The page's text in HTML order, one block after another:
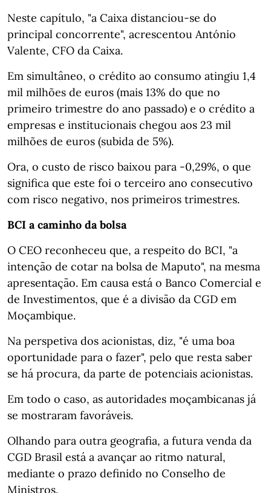
Neste capítulo, "a Caixa distanciou-se do
principal concorrente", acrescentou António
Valente, CFO da Caixa.
Em simultâneo, o crédito ao consumo atingiu 1,4
mil milhões de euros (mais 13% do que no
primeiro trimestre do ano passado) e o crédito a
empresas e institucionais chegou aos 23 mil
milhões de euros (subida de 5%).
Ora, o custo de risco baixou para -0,29%, o que
significa que este foi o terceiro ano consecutivo
com risco negativo, nos primeiros trimestres.
BCI a caminho da bolsa
O CEO reconheceu que, a respeito do BCI, "a
intenção de cotar na bolsa de Maputo", na mesma
apresentação. Em causa está o Banco Comercial e
de Investimentos, que é a divisão da CGD em
Moçambique.
Na perspetiva dos acionistas, diz, "é uma boa
oportunidade para o fazer", pelo que resta saber
se há procura, da parte de potenciais acionistas.
Em todo o caso, as autoridades moçambicanas já
se mostraram favoráveis.
Olhando para outra geografia, a futura venda da
CGD Brasil está a avançar ao ritmo natural,
mediante o prazo definido no Conselho de
Ministros.